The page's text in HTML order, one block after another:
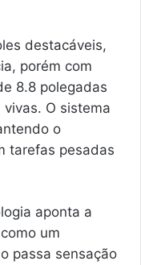
destacáveis,
porém com
8.8 polegadas
O sistema
o
tarefas pesadas
aponta a
um
passa sensação